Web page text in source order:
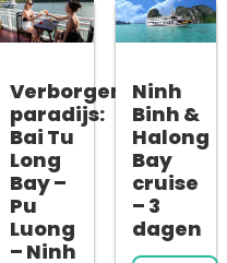
Verborgen
paradijs:
Bai Tu
Long
Bay –
Pu
Luong
– Ninh
Ninh
Binh &
Halong
Bay
cruise
– 3
dagen